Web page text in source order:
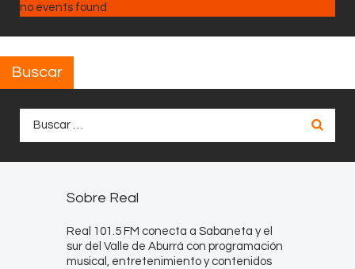
no events found
Buscar
Sobre Real
Real 101.5 FM conecta a Sabaneta y el
sur del Valle de Aburrá con programación
musical, entretenimiento y contenidos